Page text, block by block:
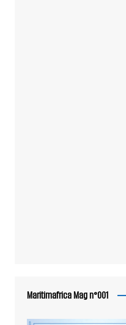
Maritimafrica Mag n°001